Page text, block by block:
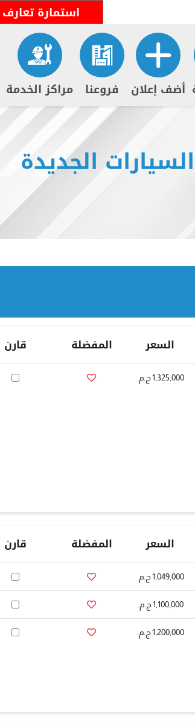
استمارة تعارف
أضف إعلان فروعنا مراكز الخدمة
السيارات الجديدة
السعر
1,325,000 ج.م.‏
المفضلة قارن
السعر
1,049,000 ج.م.‏
1,100,000 ج.م.‏
1,200,000 ج.م.‏
المفضلة قارن